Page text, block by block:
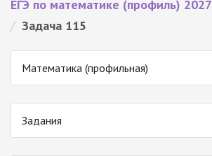
ЕГЭ по математике (профиль) 2027
/ Задача 115
Математика (профильная)
Задания